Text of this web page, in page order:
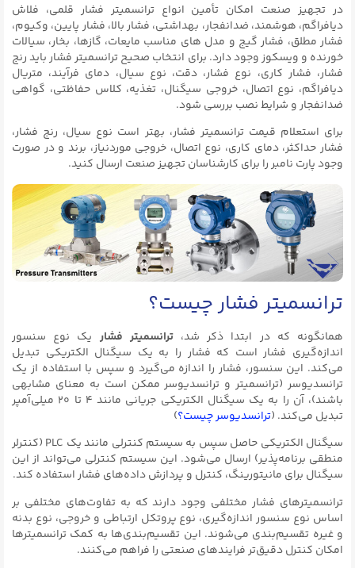
در تجهیز صنعت امکان تأمین انواع ترانسمیتر فشار قلمی، فلاش
دیافراگم، هوشمند، ضدانفجار، بهداشتی، فشار بالا، فشار پایین، وکیوم،
فشار مطلق، فشار گیج و مدل های مناسب مایعات، گازها، بخار، سیالات
خورنده و ویسکوز وجود دارد. برای انتخاب صحیح ترانسمیتر فشار باید رنج
فشار، فشار کاری، نوع فشار، دقت، نوع سیال، دمای فرآیند، متریال
دیافراگم، نوع اتصال، خروجی سیگنال، تغذیه، کلاس حفاظتی، گواهی
ضدانفجار و شرایط نصب بررسی شود.
برای استعلام قیمت ترانسمیتر فشار، بهتر است نوع سیال، رنج فشار،
فشار حداکثر، دمای کاری، نوع اتصال، خروجی موردنیاز، برند و در صورت
وجود پارت نامبر را برای کارشناسان تجهیز صنعت ارسال کنید.
ترانسمیتر فشار چیست؟
همانگونه که در ابتدا ذکر شد،ترانسمیتر فشار یک نوع سنسور
اندازه‌گیری فشار است که فشار را به یک سیگنال الکتریکی تبدیل
می‌کند. این سنسور، فشار را اندازه می‌گیرد و سپس با استفاده از یک
ترانسدیوسر (ترانسمیتر و ترانسدیوسر ممکن است به معنای مشابهی
باشند)، آن را به یک سیگنال الکتریکی جریانی مانند ۴ تا ۲۰ میلی‌آمپر
تبدیل می‌کند. (ترانسدیوسر چیست؟)
سیگنال الکتریکی حاصل سپس به سیستم کنترلی مانند یک PLC (کنترلر
منطقی برنامه‌پذیر) ارسال می‌شود. این سیستم کنترلی می‌تواند از این
سیگنال برای مانیتورینگ، کنترل و پردازش داده‌های فشار استفاده کند.
ترانسمیترهای فشار مختلفی وجود دارند که به تفاوت‌های مختلفی بر
اساس نوع سنسور اندازه‌گیری، نوع پروتکل ارتباطی و خروجی، نوع بدنه
و غیره تقسیم‌بندی می‌شوند. این تقسیم‌بندی‌ها به کمک ترانسمیترها
امکان کنترل دقیق‌تر فرایندهای صنعتی را فراهم می‌کنند.